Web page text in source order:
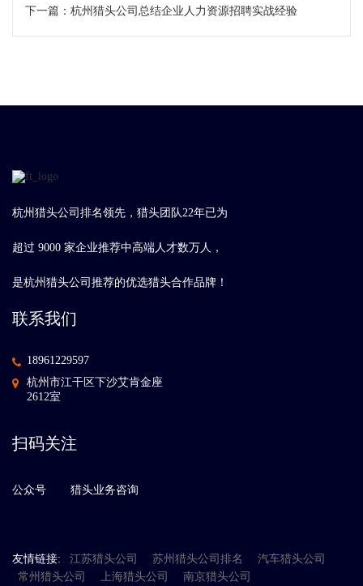
下一篇： 杭州猎头公司总结企业人力资源招聘实战经验
杭州猎头公司排名领先，猎头团队22年已为
超过 9000 家企业推荐中高端人才数万人，
是杭州猎头公司推荐的优选猎头合作品牌！
联系我们
18961229597
杭州市江干区下沙艾肯金座
2612室
扫码关注
公众号 猎头业务咨询
友情链接: 江苏猎头公司 苏州猎头公司排名
汽车猎头公司
常州猎头公司
上海猎头公司 南京猎头公司